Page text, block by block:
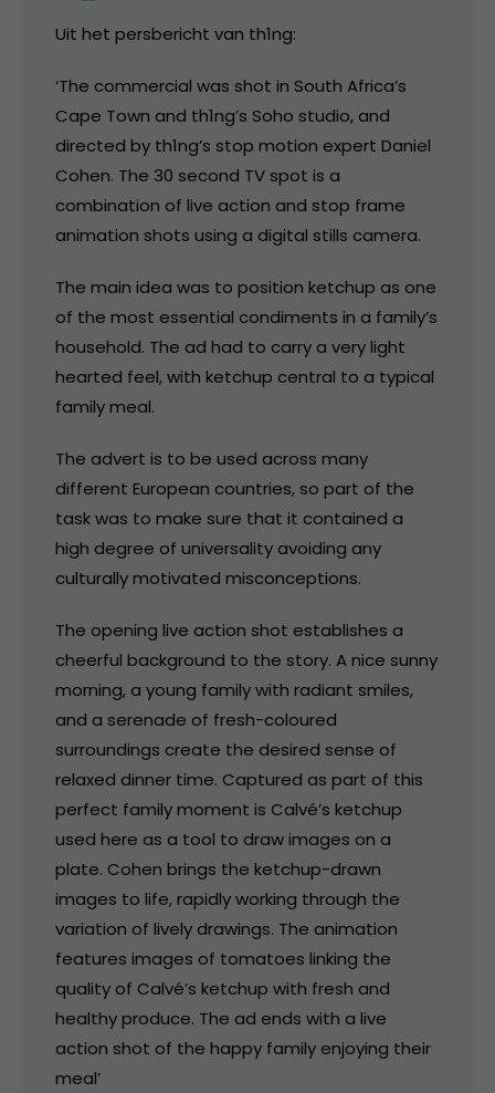
Uit het persbericht van th1ng:
‘The commercial was shot in South Africa’s
Cape Town and th1ng’s Soho studio, and
directed by th1ng’s stop motion expert Daniel
Cohen. The 30 second TV spot is a
combination of live action and stop frame
animation shots using a digital stills camera.
The main idea was to position ketchup as one
of the most essential condiments in a family’s
household. The ad had to carry a very light
hearted feel, with ketchup central to a typical
family meal.
The advert is to be used across many
different European countries, so part of the
task was to make sure that it contained a
high degree of universality avoiding any
culturally motivated misconceptions.
The opening live action shot establishes a
cheerful background to the story. A nice sunny
morning, a young family with radiant smiles,
and a serenade of fresh-coloured
surroundings create the desired sense of
relaxed dinner time. Captured as part of this
perfect family moment is Calvé’s ketchup
used here as a tool to draw images on a
plate. Cohen brings the ketchup-drawn
images to life, rapidly working through the
variation of lively drawings. The animation
features images of tomatoes linking the
quality of Calvé’s ketchup with fresh and
healthy produce. The ad ends with a live
action shot of the happy family enjoying their
meal’